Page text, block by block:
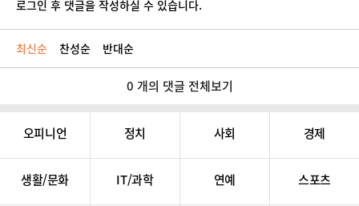
로그인 후 댓글을 작성하실 수 있습니다.
최신순 찬성순 반대순
0 개의 댓글 전체보기
오피니언 정치 사회 경제
생활/문화 IT/과학 연예 스포츠